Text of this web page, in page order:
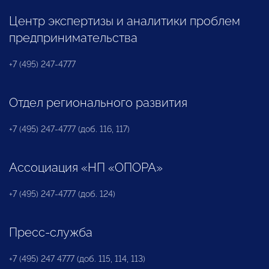
Центр экспертизы и аналитики проблем
предпринимательства
+7 (495) 247-4777
Отдел регионального развития
+7 (495) 247-4777 (доб. 116, 117)
Ассоциация «НП «ОПОРА»
+7 (495) 247-4777 (доб. 124)
Пресс-служба
+7 (495) 247 4777 (доб. 115, 114, 113)